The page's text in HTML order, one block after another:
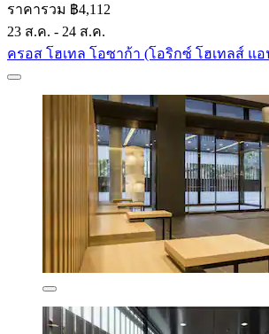
ราคารวม ฿4,112
23 ส.ค. - 24 ส.ค.
ครอส โฮเทล โอซาก้า (โอริกซ์ โฮเทลส์ แ